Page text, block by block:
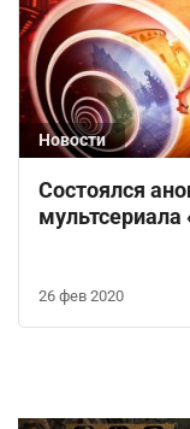
Новости
Состоялся
26 фев 2020